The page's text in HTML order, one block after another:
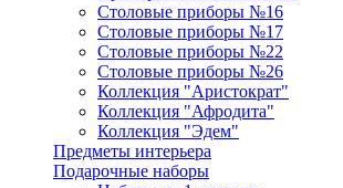
Столовые приборы №16
Столовые приборы №17
Столовые приборы №22
Столовые приборы №26
Коллекция "Аристократ"
Коллекция "Афродита"
Коллекция "Эдем"
Предметы интерьера
Подарочные наборы